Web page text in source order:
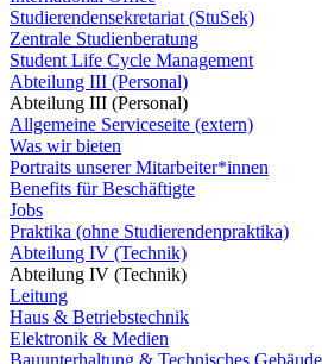
Studierendensekretariat (StuSek)
Zentrale Studienberatung
Student Life Cycle Management
Abteilung III (Personal)
Abteilung III (Personal)
Allgemeine Serviceseite (extern)
Was wir bieten
Portraits unserer Mitarbeiter*innen
Benefits für Beschäftigte
Jobs
Praktika (ohne Studierendenpraktika)
Abteilung IV (Technik)
Abteilung IV (Technik)
Leitung
Haus & Betriebstechnik
Elektronik & Medien
Bauunterhaltung & Technisches